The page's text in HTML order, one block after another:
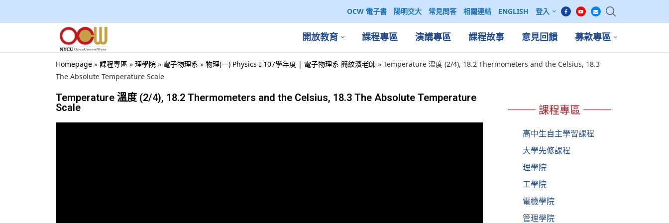
OCW 電子書 陽明交大 常見問答 相關連結 ENGLISH 登入
開放教育 課程專區 演講專區 課程故事 意見回饋 募款專區
Homepage » 課程專區 » 理學院 » 電子物理系 » 物理(一) Physics I 107學年度 | 電子物理系 簡紋濱老師 » Temperature 溫度 (2/4), 18.2 Thermometers and the Celsius, 18.3
The Absolute Temperature Scale
Temperature 溫度 (2/4), 18.2 Thermometers and the Celsius, 18.3 The Absolute Temperature
Scale
課程專區
高中生自主學習課程
大學先修課程
理學院
工學院
電機學院
管理學院